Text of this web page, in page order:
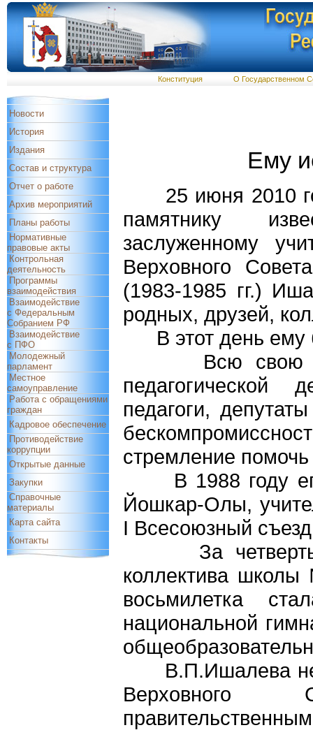
Конституция О Государственном
Новости
История
Издания
Состав и структура
Отчет о работе
Архив мероприятий
Планы работы
Нормативные
правовые акты
Контрольная
деятельность
Программы
взаимодействия
Взаимодействие
с Федеральным
Собранием РФ
Взаимодействие
с ПФО
Молодежный
парламент
Местное
самоуправление
Работа с обращениями
граждан
Кадровое обеспечение
Противодействие
коррупции
Открытые данные
Закупки
Справочные
материалы
Карта сайта
Контакты
Ему
25 июня 2010
памятнику
заслуженному
Верховного
(1983-1985 гг.)
родных, друзей,
В этот день ему
Всю свою
педагогической
педагоги,
стремление
В 1988 году
Йошкар-Олы,
I Всесоюзный
За четверть
коллектива
восьмилетка
национальной
В.П.Ишалева не
Верховного